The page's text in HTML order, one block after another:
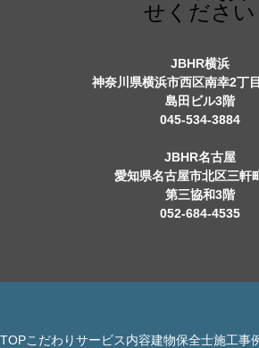
JBHR横浜
神奈川県横浜市西区南幸2丁
島田ビル3階
045-534-3884
JBHR名古屋
愛知県名古屋市北区三軒
第三協和3階
052-684-4535
TOPこだわりサービス内容建物保全士施工事